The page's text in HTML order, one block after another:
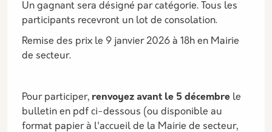
Un gagnant sera désigné par catégorie. Tous les
participants recevront un lot de consolation.
Remise des prix le 9 janvier 2026 à 18h en Mairie
de secteur.
Pour participer, renvoyez avant le 5 décembre le
bulletin en pdf ci-dessous (ou disponible au
format papier à l'accueil de la Mairie de secteur,